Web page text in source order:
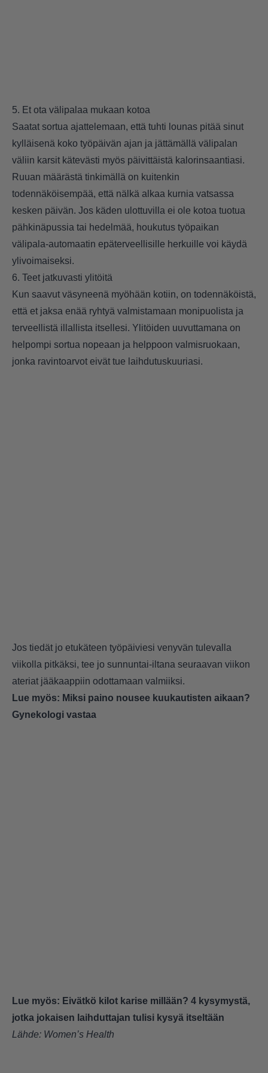
5. Et ota välipalaa mukaan kotoa
Saatat sortua ajattelemaan, että tuhti lounas pitää sinut
kylläisenä koko työpäivän ajan ja jättämällä välipalan
väliin karsit kätevästi myös päivittäistä kalorinsaantiasi.
Ruuan määrästä tinkimällä on kuitenkin
todennäköisempää, että nälkä alkaa kurnia vatsassa
kesken päivän. Jos käden ulottuvilla ei ole kotoa tuotua
pähkinäpussia tai hedelmää, houkutus työpaikan
välipala-automaatin epäterveellisille herkuille voi käydä
ylivoimaiseksi.
6. Teet jatkuvasti ylitöitä
Kun saavut väsyneenä myöhään kotiin, on todennäköistä,
että et jaksa enää ryhtyä valmistamaan monipuolista ja
terveellistä illallista itsellesi. Ylitöiden uuvuttamana on
helpompi sortua nopeaan ja helppoon valmisruokaan,
jonka ravintoarvot eivät tue laihdutuskuuriasi.
Jos tiedät jo etukäteen työpäiviesi venyvän tulevalla
viikolla pitkäksi, tee jo sunnuntai-iltana seuraavan viikon
ateriat jääkaappiin odottamaan valmiiksi.
Lue myös: Miksi paino nousee kuukautisten aikaan?
Gynekologi vastaa
Lue myös: Eivätkö kilot karise millään? 4 kysymystä,
jotka jokaisen laihduttajan tulisi kysyä itseltään
Lähde: Women’s Health